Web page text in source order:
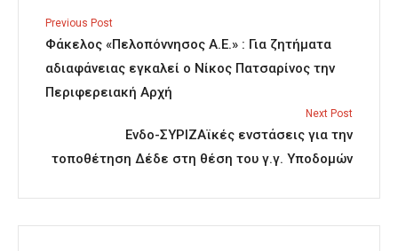
Previous Post
Φάκελος «Πελοπόννησος Α.Ε.» : Για ζητήματα
αδιαφάνειας εγκαλεί ο Νίκος Πατσαρίνος την
Περιφερειακή Αρχή
Next Post
Ενδο-ΣΥΡΙΖΑϊκές ενστάσεις για την
τοποθέτηση Δέδε στη θέση του γ.γ. Υποδομών